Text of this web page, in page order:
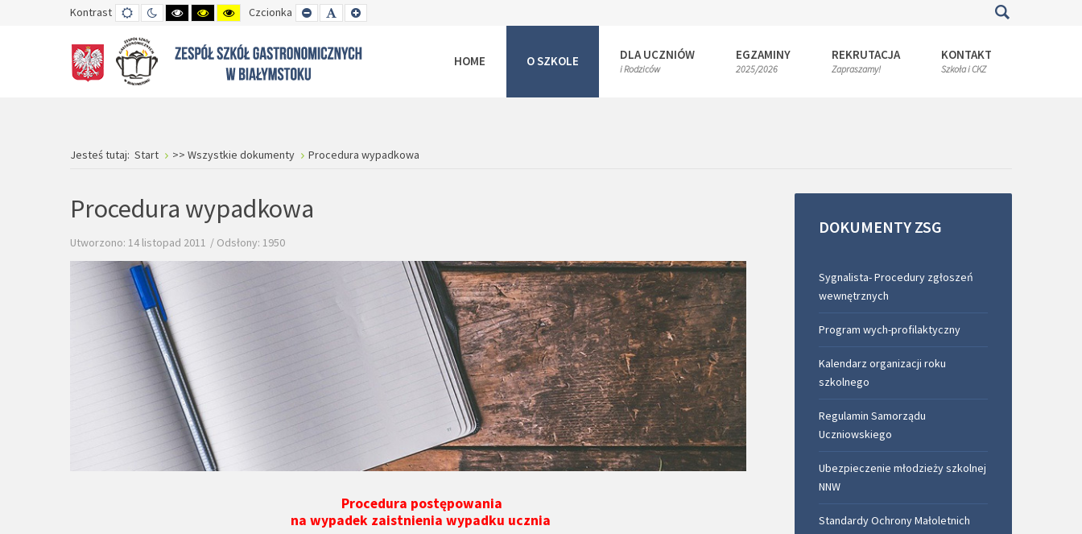
Kontrast TRYB
DOMYŚLNY
TRYB
DZIENNY
WYSOKI
CZARNO-
KONTRAST
WYSOKI
CZARNO-
KONTRAST
WYSOKI
ŻÓŁTO-
KONTRAST
Czcionka SET
SMALLER
SET
DEFAULT
SET
LARGER
HOME O SZKOLE DLA UCZNIÓW
i Rodziców
EGZAMINY
2025/2026
REKRUTACJA
Zapraszamy!
KONTAKT
Szkoła i CKZ
Jesteś tutaj: Start >> Wszystkie dokumenty Procedura wypadkowa
Procedura wypadkowa
Utworzono: 14 listopad 2011 Odsłony: 1950
Procedura postępowania
na wypadek zaistnienia wypadku ucznia
DOKUMENTY ZSG
Sygnalista- Procedury zgłoszeń
wewnętrznych
Program wych-profilaktyczny
Kalendarz organizacji roku
szkolnego
Regulamin Samorządu
Uczniowskiego
Ubezpieczenie młodzieży szkolnej
NNW
Standardy Ochrony Małoletnich